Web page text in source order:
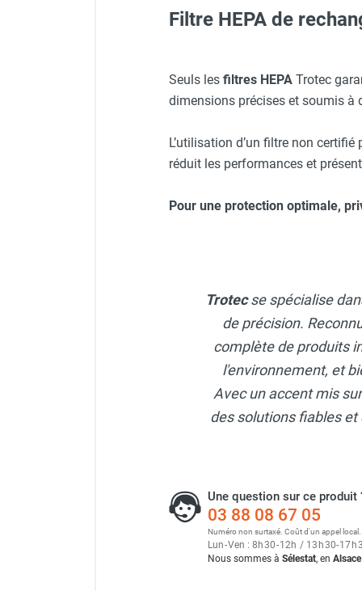
Caisson d'Extraction VMC Collective
Caisson d'Extraction VMC tertiaire
professionnel
Déshumidificateur fixe
Déshumidificateur à adsorption /
Humidificateur d'air
Distributeur de savon
Chauffage d'atelier fixe au fioul et
Chauffage au fioul avec réservoir
Chauffage au fioul à raccorder sur
Chauffage d'atelier fixe avec brûleur
Chauffage d'atelier suspendu
Chauffage suspendu au fioul
Purificateur d'air design
Filtre HEPA de
Seuls les filtres HEPA Trotec
dimensions précises et soumis à
L’utilisation d’un filtre non
réduit les performances et
Pour une protection optimale,
Trotecse spécialise
de précision.
complète de produits
l'environnement, et
Avec un accent mis
des solutions fiables
Une question sur ce produit
03 88 08 67 05
Numéro non surtaxé. Coût d'un appel local.
Lun-Ven : 8h30-12h / 13h30-17h
Nous sommes à Sélestat, en Alsace